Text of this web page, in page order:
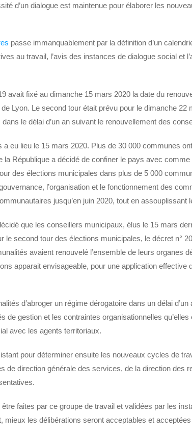
d’un dialogue est maintenue pour élaborer les
passe immanquablement par la définition d’un
au travail, l’avis des instances de dialogue social
avait fixé au dimanche 15 mars 2020 la date du
Lyon. Le second tour était prévu pour le dimanche 22
le délai d’un an suivant le renouvellement des
eu lieu le 15 mars 2020. Plus de 30 000 communes
République a décidé de confiner le pays avec
des élections municipales dans plus de 5 000
l’organisation et le fonctionnement des
jusqu’en juin 2020, tout en
que les conseillers municipaux, élus le 15 mars
le second tour des élections municipales, le décret n°
avaient renouvelé l’ensemble de leurs organes
apparait envisageable, pour une application effective
d’abroger un régime dérogatoire dans un délai
de gestion et les contraintes organisationnelles
avec les agents territoriaux.
pour déterminer ensuite les nouveaux cycles de
direction générale des services, de la direction des
faites par ce groupe de travail et validées par les
les délibérations seront acceptables et